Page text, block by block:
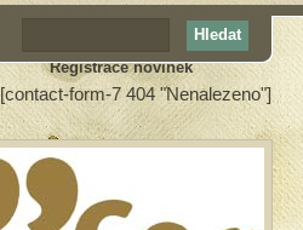
Registrace novinek
[contact-form-7 404 "Nenalezeno"]